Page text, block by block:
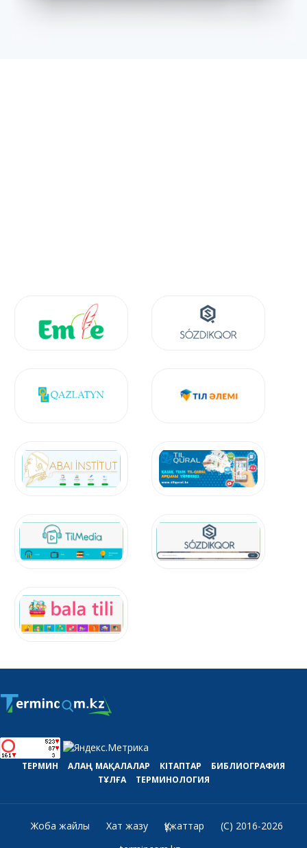
ТЕРМИН АЛАҢ МАҚАЛАЛАР КІТАПТАР
БИБЛИОГРАФИЯ
ТҰЛҒА
ТЕРМИНОЛОГИЯ
Жоба жайлы Хат жазу Құжаттар
(C) 2016-2026